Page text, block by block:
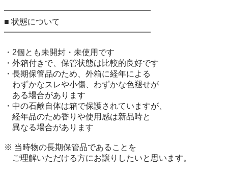
━━━━━━━━━━━━━━━━━━
■ 状態について
━━━━━━━━━━━━━━━━━━
・2個とも未開封・未使用です
・外箱付きで、保管状態は比較的良好です
・長期保管品のため、外箱に経年による
わずかなスレや小傷、わずかな色褪せが
ある場合があります
・中の石鹸自体は箱で保護されていますが、
経年品のため香りや使用感は新品時と
異なる場合があります
※ 当時物の長期保管品であることを
ご理解いただける方にお譲りしたいと思います。